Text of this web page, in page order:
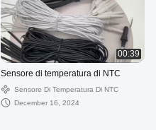
00:39
Sensore di temperatura di NTC
Sensore Di Temperatura Di NTC
December 16, 2024